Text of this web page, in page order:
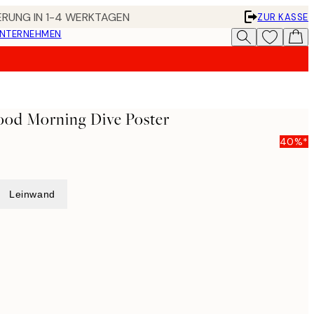
IN 1-4 WERKTAGEN
ZUR KASSE
Morning Dive Poster
40%*
Leinwand